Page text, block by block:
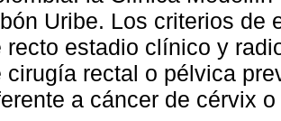
Uribe. Los criterios de
recto estadio clínico y
cirugía rectal o pélvica
a cáncer de cérvix